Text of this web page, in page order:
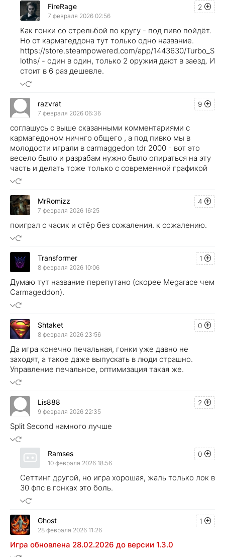
2
FireRage
7 февраля 2026 02:56
Как гонки со стрельбой по кругу - под пиво пойдёт.
Но от кармагеддона тут только одно название.
https://store.steampowered.com/app/1443630/Turbo_S
loths/ - один в один, только 2 оружия дают в заезд. И
стоит в 6 раз дешевле.
9
razvrat
7 февраля 2026 06:36
соглашусь с выше сказанными комментариями с
кармагедоном ничнго общего , а под пивко мы в
молодости играли в carmaggedon tdr 2000 - вот это
весело было и разрабам нужно было опираться на эту
часть и делать тоже только с современной графикой
4
MrRomizz
7 февраля 2026 16:25
поиграл с часик и стёр без сожаления. к сожалению.
1
Transformer
8 февраля 2026 10:06
Думаю тут название перепутано (скорее Megarace чем
Carmageddon).
0
Shtaket
8 февраля 2026 23:56
Да игра конечно печальная, гонки уже давно не
заходят, а такое даже выпускать в люди страшно.
Управление печальное, оптимизация такая же.
2
Lis888
9 февраля 2026 22:35
Split Second намного лучше
0
Ramses
10 февраля 2026 18:56
Сеттинг другой, но игра хорошая, жаль только лок в
30 фпс в гонках это боль.
1
Ghost
28 февраля 2026 11:26
Игра обновлена 28.02.2026 до версии 1.3.0